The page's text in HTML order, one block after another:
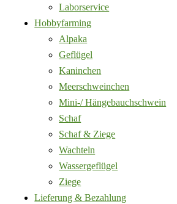
Laborservice
Hobbyfarming
Alpaka
Geflügel
Kaninchen
Meerschweinchen
Mini-/ Hängebauchschwein
Schaf
Schaf & Ziege
Wachteln
Wassergeflügel
Ziege
Lieferung & Bezahlung